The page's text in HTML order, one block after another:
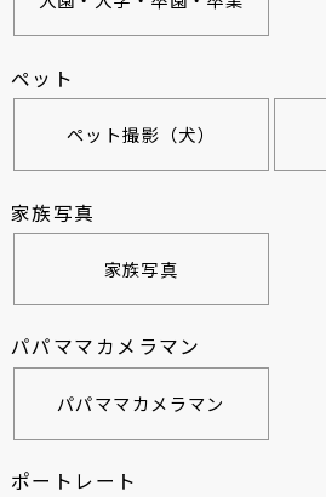
ペット
ペット撮影（犬）
家族写真
家族写真
パパママカメラマン
パパママカメラマン
ポートレート